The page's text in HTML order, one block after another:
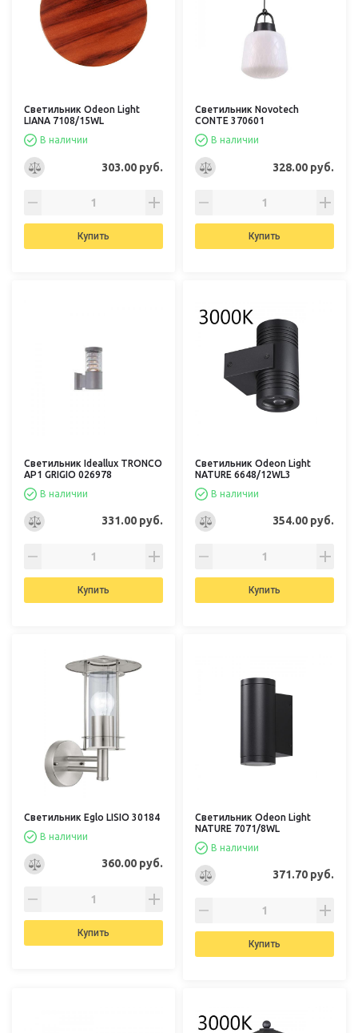
Светильник Odeon Light
LIANA 7108/15WL
В наличии
303.00 руб.
Купить
Светильник Novotech
CONTE 370601
В наличии
328.00 руб.
Купить
Светильник Ideallux TRONCO
AP1 GRIGIO 026978
В наличии
331.00 руб.
Купить
Светильник Odeon Light
NATURE 6648/12WL3
В наличии
354.00 руб.
Купить
Светильник Eglo LISIO 30184
В наличии
360.00 руб.
Купить
Светильник Odeon Light
NATURE 7071/8WL
В наличии
371.70 руб.
Купить